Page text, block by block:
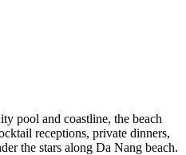
pool and coastline, the beach
receptions, private dinners,
the stars along Da Nang beach.